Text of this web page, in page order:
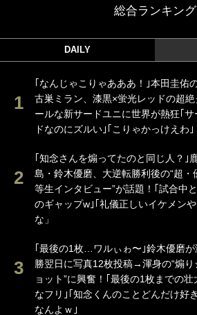
総合ランキング
DAILY
｢なんじゃこりゃあああ！｣本田圭佑
古巣ミラン、漆黒×蛍光レッドの超絶
ールな新サードユニに世界が熱狂｢サ
ドなのにズルい｣｢こりゃかっけえわ｣
｢知念さんを煽ってたのと同じ人？｣
島・鈴木優磨、大逆転勝利後の“超・
等生インタビュー”が話題！｢試合中と
のギャップw｣｢礼儀正しいイケメンや
な」
｢最後の1枚…ワルぃゎ〜｣鈴木優磨が
勝翌日に写真12枚投稿→渾身の“煽り
ョット”に興奮！｢最後の1枚までの壮
なフリ｣｢知念くんのことどんだけ好き
なんよｗ｣